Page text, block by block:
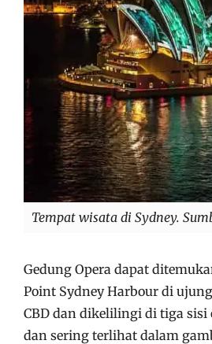
Tempat wisata di Sydney.
Gedung Opera dapat
Point Sydney Harbour di
CBD dan dikelilingi di tiga sisi
dan sering terlihat dalam